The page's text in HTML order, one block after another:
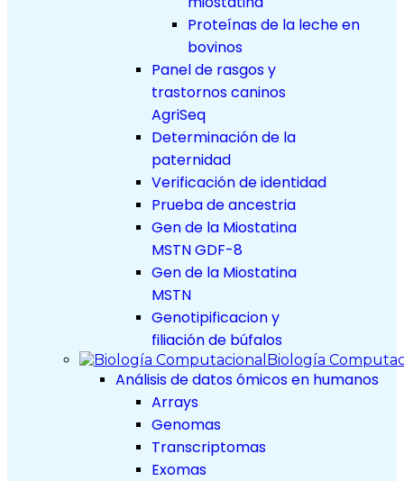
Proteínas de la leche en
bovinos
Panel de rasgos y
trastornos caninos
AgriSeq
Determinación de la
paternidad
Verificación de identidad
Prueba de ancestria
Gen de la Miostatina
MSTN GDF-8
Gen de la Miostatina
MSTN
Genotipificacion y
filiación de búfalos
Biología
Análisis de datos ómicos en humanos
Arrays
Genomas
Transcriptomas
Exomas